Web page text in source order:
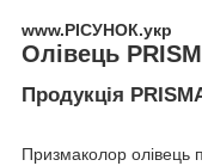
www.РІСУНОК.укр
Олівець
Продукція
Призмаколор олівець